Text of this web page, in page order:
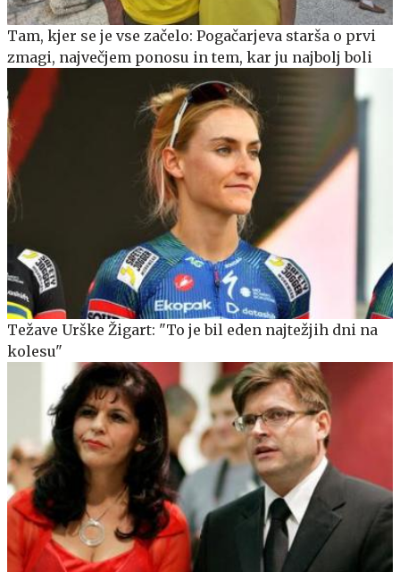
Tam, kjer se je vse začelo: Pogačarjeva starša o prvi
zmagi, največjem ponosu in tem, kar ju najbolj boli
Težave Urške Žigart: "To je bil eden najtežjih dni na
kolesu"